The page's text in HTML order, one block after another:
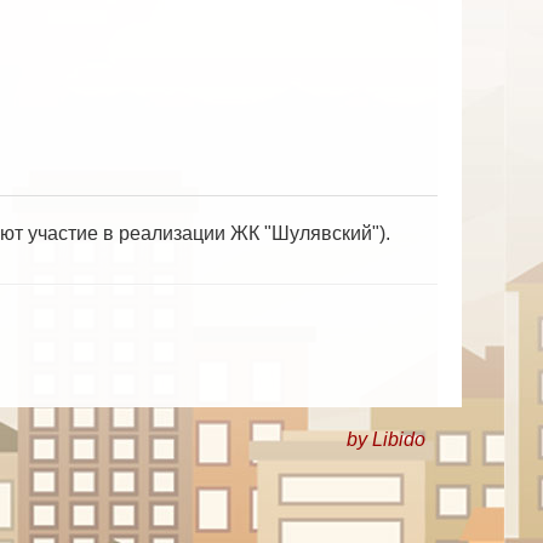
участие в реализации ЖК "Шулявский").
by Libido